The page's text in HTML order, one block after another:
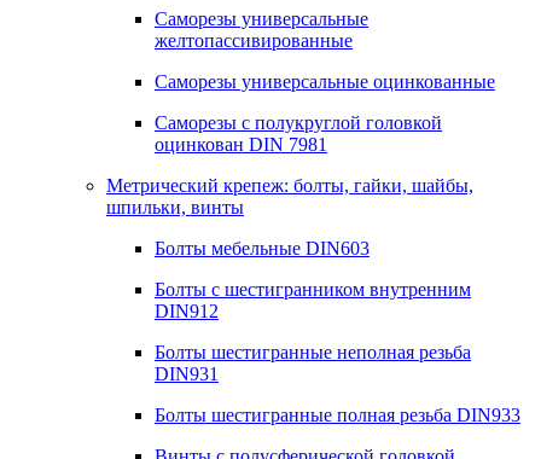
Саморезы универсальные
желтопассивированные
Саморезы универсальные оцинкованные
Саморезы с полукруглой головкой
оцинкован DIN 7981
Метрический крепеж: болты, гайки, шайбы,
шпильки, винты
Болты мебельные DIN603
Болты с шестигранником внутренним
DIN912
Болты шестигранные неполная резьба
DIN931
Болты шестигранные полная резьба DIN933